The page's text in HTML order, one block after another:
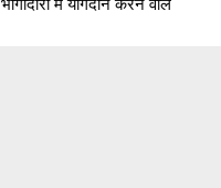
में योगदान करने वाले